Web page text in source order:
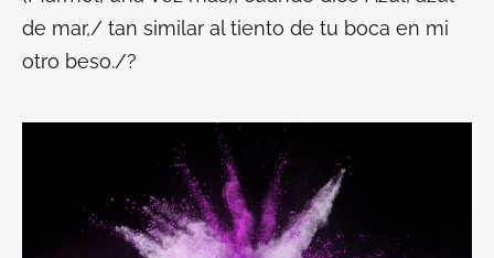
de mar,/ tan similar al tiento de tu boca en mi
otro beso./?